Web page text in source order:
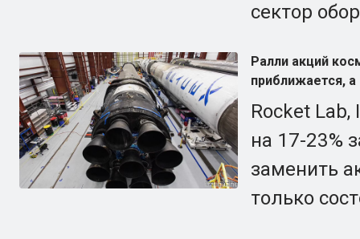
сектор
Ралли акций
приближается,
Rocket
на 17-23%
заменить
только